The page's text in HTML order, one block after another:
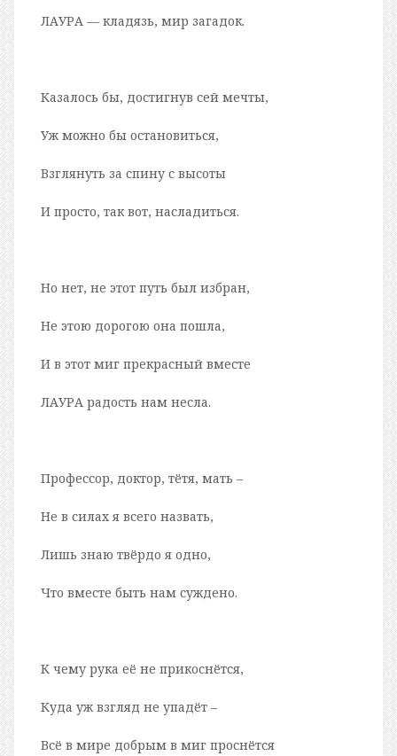
ЛАУРА — кладязь, мир загадок.
Казалось бы, достигнув сей мечты,
Уж можно бы остановиться,
Взглянуть за спину с высоты
И просто, так вот, насладиться.
Но нет, не этот путь был избран,
Не этою дорогою она пошла,
И в этот миг прекрасный вместе
ЛАУРА радость нам несла.
Профессор, доктор, тётя, мать –
Не в силах я всего назвать,
Лишь знаю твёрдо я одно,
Что вместе быть нам суждено.
К чему рука её не прикоснётся,
Куда уж взгляд не упадёт –
Всё в мире добрым в миг проснётся